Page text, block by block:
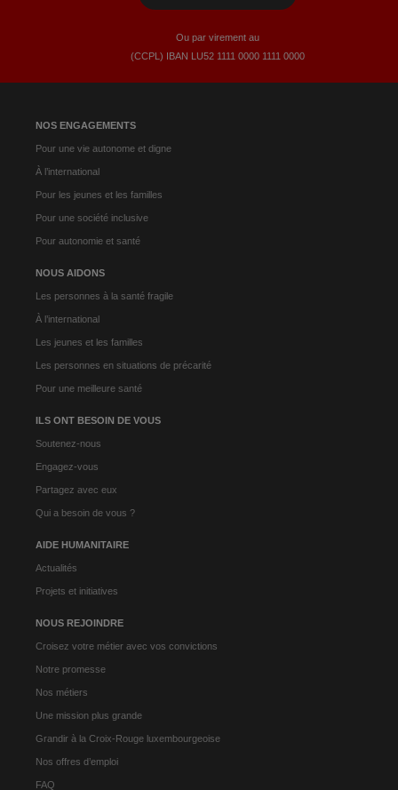
NOS ENGAGEMENTS
Pour une vie autonome et digne
À l’international
Pour les jeunes et les familles
Pour une société inclusive
Pour autonomie et santé
NOUS AIDONS
Les personnes à la santé fragile
À l’international
Les jeunes et les familles
Les personnes en situations de précarité
Pour une meilleure santé
ILS ONT BESOIN DE VOUS
Soutenez-nous
Engagez-vous
Partagez avec eux
Qui a besoin de vous ?
AIDE HUMANITAIRE
Actualités
Projets et initiatives
NOUS REJOINDRE
Croisez votre métier avec vos convictions
Notre promesse
Nos métiers
Une mission plus grande
Grandir à la Croix-Rouge luxembourgeoise
Nos offres d’emploi
FAQ
Ou par virement au
(CCPL) IBAN LU52​ 1111​ 0000​ 1111​ 0000